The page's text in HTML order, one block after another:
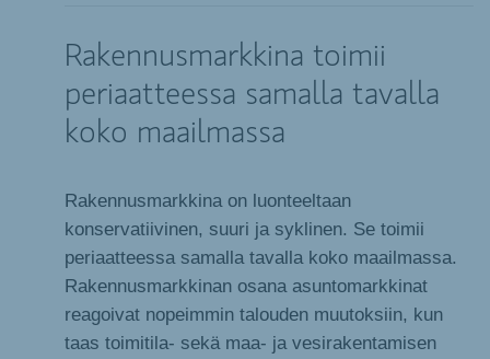
Rakennusmarkkina toimii
periaatteessa samalla tavalla
koko maailmassa
Rakennusmarkkina on luonteeltaan
konservatiivinen, suuri ja syklinen. Se toimii
periaatteessa samalla tavalla koko maailmassa.
Rakennusmarkkinan osana asuntomarkkinat
reagoivat nopeimmin talouden muutoksiin, kun
taas toimitila- sekä maa- ja vesirakentamisen